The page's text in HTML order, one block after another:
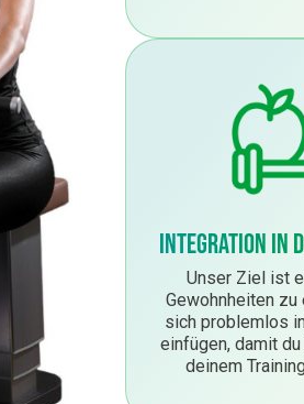
Integration in
Unser Ziel ist
Gewohnheiten zu
sich problemlos
einfügen, damit
deinem